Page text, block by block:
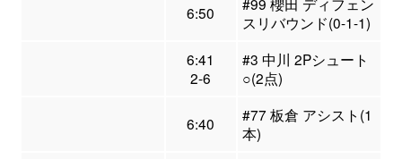
6:50
スリバウンド(0-1-1)
6:41
2-6
#3 中川 2Pシュート
○(2点)
6:40
#77 板倉 アシスト(1
本)